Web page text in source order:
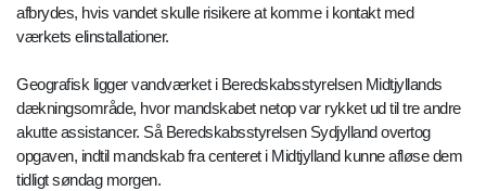
afbrydes, hvis vandet skulle risikere at komme i kontakt med
værkets elinstallationer.
Geografisk ligger vandværket i Beredskabsstyrelsen Midtjyllands
dækningsområde, hvor mandskabet netop var rykket ud til tre andre
akutte assistancer. Så Beredskabsstyrelsen Sydjylland overtog
opgaven, indtil mandskab fra centeret i Midtjylland kunne afløse dem
tidligt søndag morgen.